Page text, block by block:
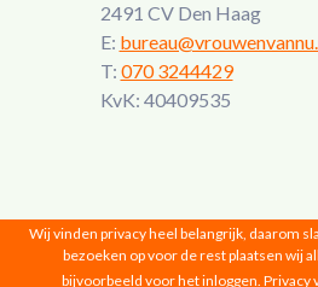
2491 CV Den Haag
E:
T: 070 3244429
KvK: 40409535
Vrouwen van Nu © 2026 |
Wij vinden privacy heel belangrijk, daarom
bezoeken op voor de rest plaatsen wij
bijvoorbeeld voor het inloggen. Privacy